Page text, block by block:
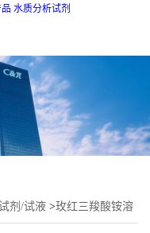
水质分析试剂
剂/试液 >玫红三羧酸铵溶